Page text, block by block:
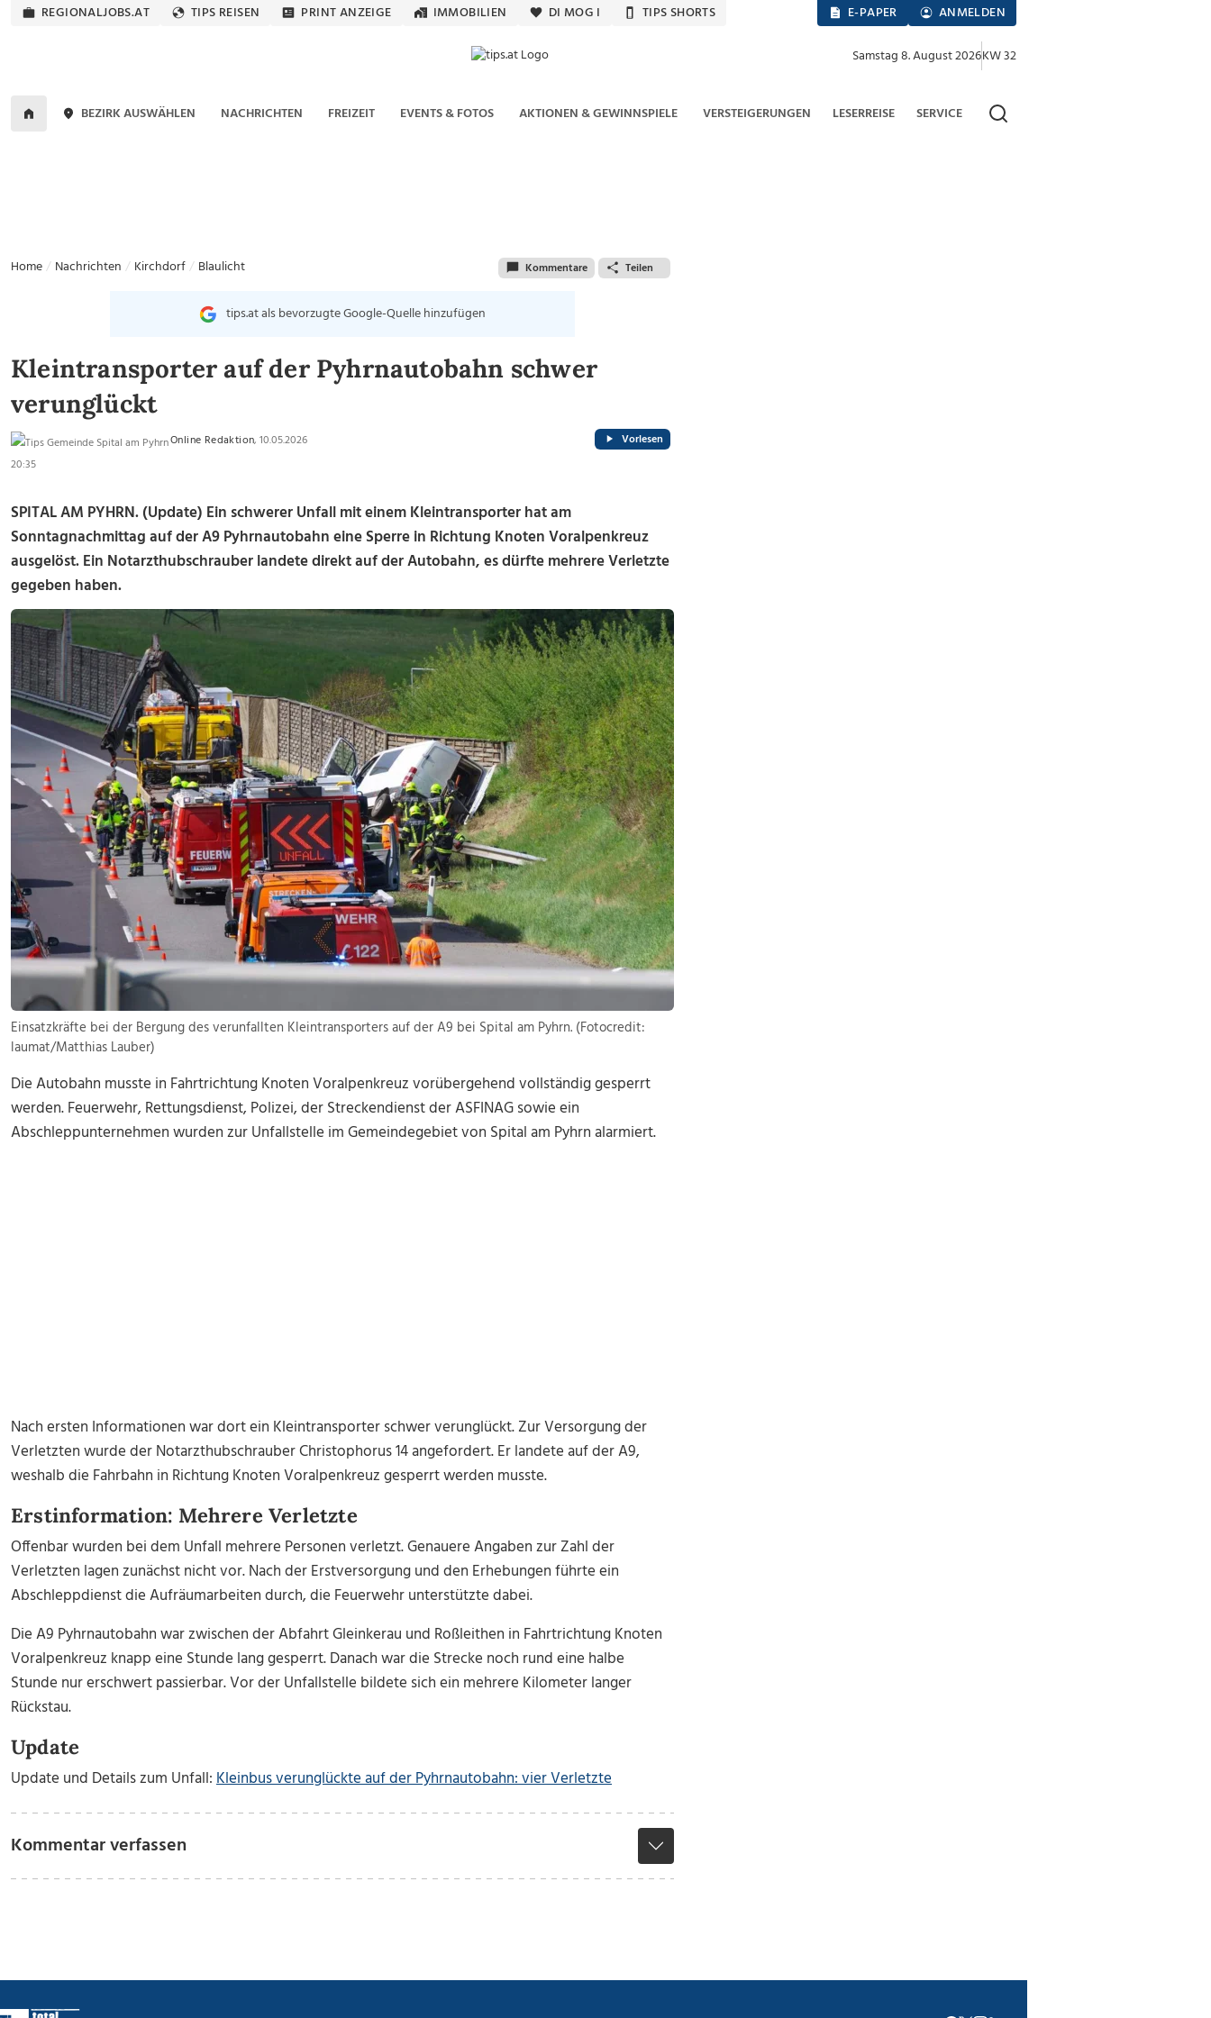
REGIONALJOBS.AT TIPS REISEN PRINT ANZEIGE IMMOBILIEN DI MOG I TIPS SHORTS E-PAPER ANMELDEN
Samstag 8. August 2026KW 32
BEZIRK AUSWÄHLEN NACHRICHTEN FREIZEIT EVENTS & FOTOS AKTIONEN & GEWINNSPIELE VERSTEIGERUNGEN LESERREISE SERVICE
Home Nachrichten Kirchdorf Blaulicht Kommentare Teilen
tips.at als bevorzugte Google-Quelle hinzufügen
Kleintransporter auf der Pyhrnautobahn schwer
verunglückt
Online Redaktion, 10.05.2026
20:35
Vorlesen
SPITAL AM PYHRN. (Update) Ein schwerer Unfall mit einem Kleintransporter hat am
Sonntagnachmittag auf der A9 Pyhrnautobahn eine Sperre in Richtung Knoten Voralpenkreuz
ausgelöst. Ein Notarzthubschrauber landete direkt auf der Autobahn, es dürfte mehrere Verletzte
gegeben haben.
Einsatzkräfte bei der Bergung des verunfallten Kleintransporters auf der A9 bei Spital am Pyhrn. (Fotocredit:
laumat/Matthias Lauber)
Die Autobahn musste in Fahrtrichtung Knoten Voralpenkreuz vorübergehend vollständig gesperrt
werden. Feuerwehr, Rettungsdienst, Polizei, der Streckendienst der ASFINAG sowie ein
Abschleppunternehmen wurden zur Unfallstelle im Gemeindegebiet von Spital am Pyhrn alarmiert.
Nach ersten Informationen war dort ein Kleintransporter schwer verunglückt. Zur Versorgung der
Verletzten wurde der Notarzthubschrauber Christophorus 14 angefordert. Er landete auf der A9,
weshalb die Fahrbahn in Richtung Knoten Voralpenkreuz gesperrt werden musste.
Erstinformation: Mehrere Verletzte
Offenbar wurden bei dem Unfall mehrere Personen verletzt. Genauere Angaben zur Zahl der
Verletzten lagen zunächst nicht vor. Nach der Erstversorgung und den Erhebungen führte ein
Abschleppdienst die Aufräumarbeiten durch, die Feuerwehr unterstützte dabei.
Die A9 Pyhrnautobahn war zwischen der Abfahrt Gleinkerau und Roßleithen in Fahrtrichtung Knoten
Voralpenkreuz knapp eine Stunde lang gesperrt. Danach war die Strecke noch rund eine halbe
Stunde nur erschwert passierbar. Vor der Unfallstelle bildete sich ein mehrere Kilometer langer
Rückstau.
Update
Update und Details zum Unfall:Kleinbus verunglückte auf der Pyhrnautobahn: vier Verletzte
Kommentar verfassen